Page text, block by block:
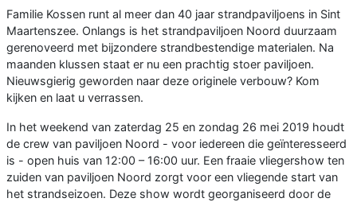
Familie Kossen runt al meer dan 40 jaar strandpaviljoens in Sint
Maartenszee. Onlangs is het strandpaviljoen Noord duurzaam
gerenoveerd met bijzondere strandbestendige materialen. Na
maanden klussen staat er nu een prachtig stoer paviljoen.
Nieuwsgierig geworden naar deze originele verbouw? Kom
kijken en laat u verrassen.
In het weekend van zaterdag 25 en zondag 26 mei 2019 houdt
de crew van paviljoen Noord - voor iedereen die geïnteresseerd
is - open huis van 12:00 – 16:00 uur. Een fraaie vliegershow ten
zuiden van paviljoen Noord zorgt voor een vliegende start van
het strandseizoen. Deze show wordt georganiseerd door de